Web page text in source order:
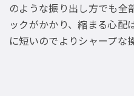
のような振り出し方でも全
ックがかかり、縮まる心配
に短いのでよりシャープな